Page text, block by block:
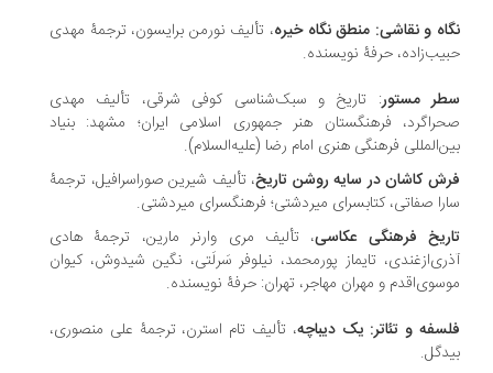
و نقاشی: منطق نگاه خیره، تألیف نورمن برایسون، ترجمۀ مهدی
حرفۀ نویسنده.
مستور : تاریخ و سبک‌شناسی کوفی شرقی، تألیف مهدی
فرهنگستان هنر جمهوری اسلامی ایران؛ مشهد: بنیاد
فرهنگی هنری امام رضا (علیه‌السلام).
کاشان در سایه روشن تاریخ، تألیف شیرین صوراسرافیل، ترجمۀ
صفاتی، کتابسرای میردشتی؛ فرهنگسرای میردشتی‌‫.
فرهنگی عکاسی ، تألیف مری وارنر مارین، ترجمۀ هادی
تایماز پورمحمد، نیلوفر سَرلَتی، نگین شیدوش، کیوان
و مهران مهاجر، تهران‮‬‏‫: حرفۀ نویسنده‮‬‏‫.
و تئاتر: یک دیباچه ، تألیف ‫تام استرن‬، ‫ترجمۀ علی منصوری،